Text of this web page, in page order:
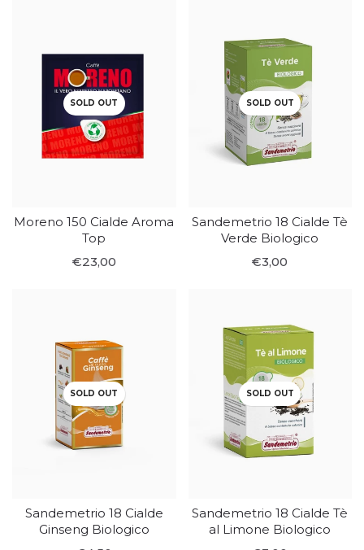
SOLD OUT
Moreno 150 Cialde Aroma
Top
€23,00
SOLD OUT
Sandemetrio 18 Cialde Tè
Verde Biologico
€3,00
SOLD OUT
Sandemetrio 18 Cialde
Ginseng Biologico
SOLD OUT
Sandemetrio 18 Cialde Tè
al Limone Biologico